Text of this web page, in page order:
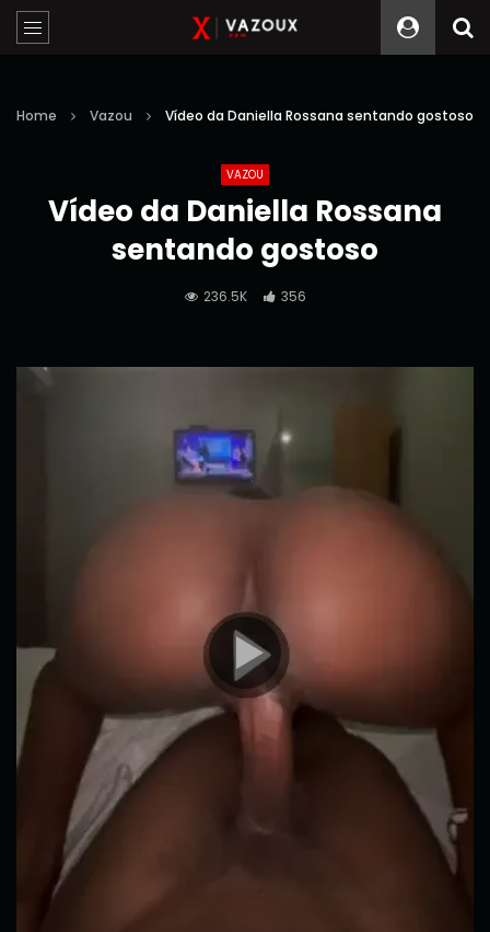
Home Vazou Vídeo da Daniella Rossana sentando gostoso
VAZOU
Vídeo da Daniella Rossana
sentando gostoso
236.5K 356
vídeo